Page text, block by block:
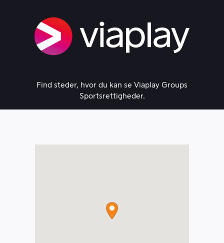
Find steder, hvor du kan se Viaplay Groups
Sportsrettigheder.